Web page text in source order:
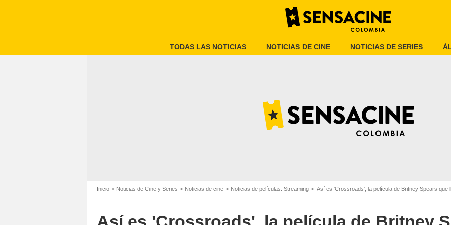
TODAS LAS NOTICIAS NOTICIAS DE CINE NOTICIAS DE SERIES
Inicio Noticias de Cine y Series Noticias de cine Noticias de películas: Streaming Así es 'Crossroads', la película de Britney Spears que